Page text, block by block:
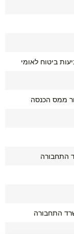
ביטוח לאומי
ממס הכנסה
התחבורה
התחבורה